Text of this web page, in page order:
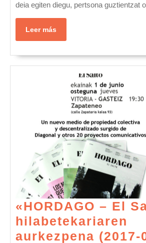
BABESTU
ETA
ZABALDU
CAMPAÑA
CONTRA
LA
SANITARIA
EN
LAS
CÁRCELES
APOYA
deia egiten diegu, pertsona guztientzat
Leer más
más
«HORDAGO – El
hilabetekariaren
aurkezpena (2017-